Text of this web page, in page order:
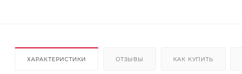
ХАРАКТЕРИСТИКИ ОТЗЫВЫ КАК КУПИТЬ